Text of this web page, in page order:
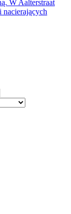
W Aalterstraat
nacierających